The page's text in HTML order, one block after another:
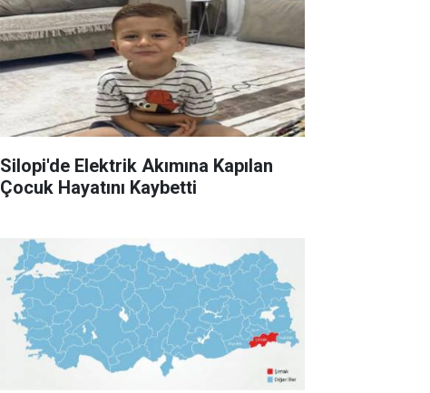
Silopi'de Elektrik Akımına Kapılan
Çocuk Hayatını Kaybetti